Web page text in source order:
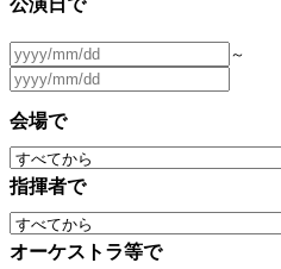
～
会場で
指揮者で
オーケストラ等で